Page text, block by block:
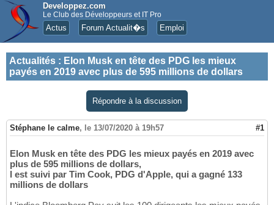
Developpez.com
Le Club des Développeurs et IT Pro
Actus Forum Actualit�s Emploi
Actualités : Elon Musk en tête des PDG les mieux
payés en 2019 avec plus de 595 millions de dollars
Répondre à la discussion
Stéphane le calme, le 13/07/2020 à 19h57 #1
Elon Musk en tête des PDG les mieux payés en 2019 avec
plus de 595 millions de dollars,
l est suivi par Tim Cook, PDG d'Apple, qui a gagné 133
millions de dollars